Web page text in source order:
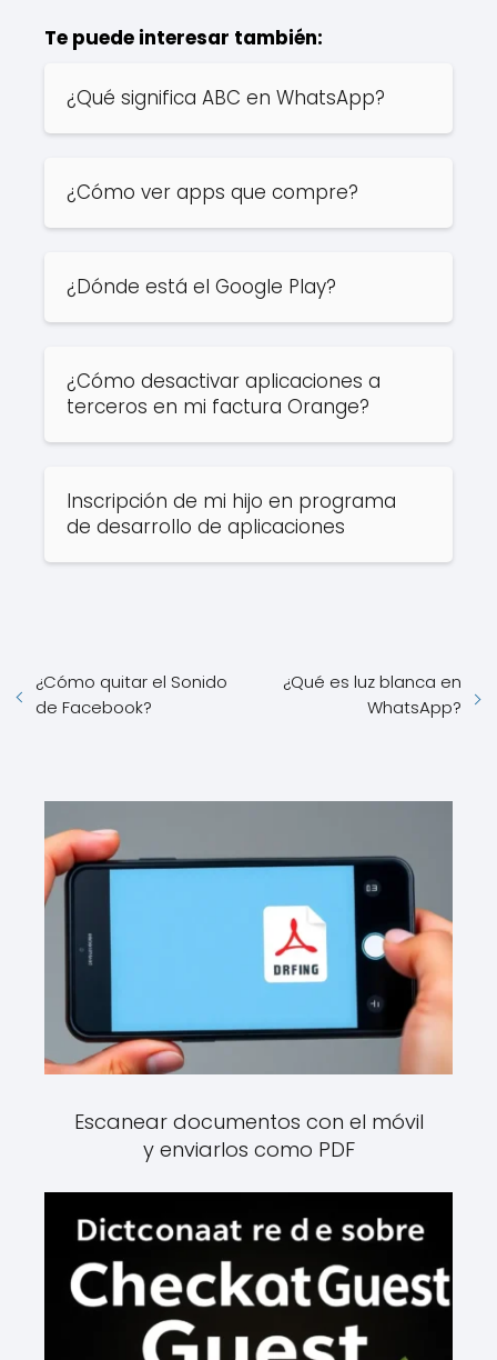
Te puede interesar también:
¿Qué significa ABC en WhatsApp?
¿Cómo ver apps que compre?
¿Dónde está el Google Play?
¿Cómo desactivar aplicaciones a
terceros en mi factura Orange?
Inscripción de mi hijo en programa
de desarrollo de aplicaciones
¿Cómo quitar el Sonido
de Facebook?
¿Qué es luz blanca en
WhatsApp?
Escanear documentos con el móvil
y enviarlos como PDF